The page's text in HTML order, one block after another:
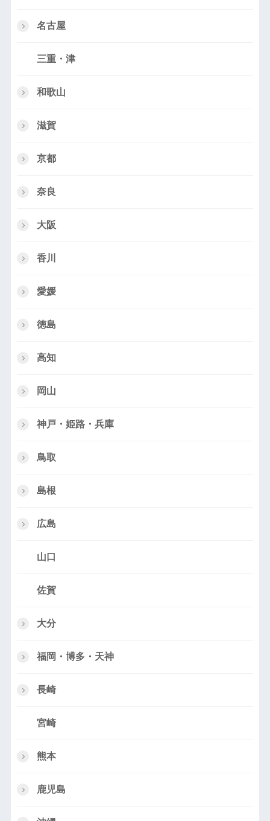
名古屋
三重・津
和歌山
滋賀
京都
奈良
大阪
香川
愛媛
徳島
高知
岡山
神戸・姫路・兵庫
鳥取
島根
広島
山口
佐賀
大分
福岡・博多・天神
長崎
宮崎
熊本
鹿児島